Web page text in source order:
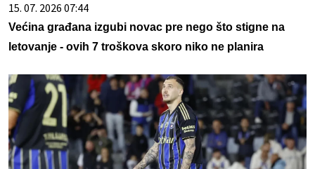
15. 07. 2026 07:44
Većina građana izgubi novac pre nego što stigne na
letovanje - ovih 7 troškova skoro niko ne planira